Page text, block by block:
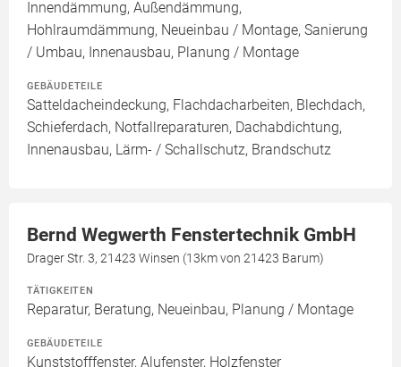
Innendämmung, Außendämmung,
Hohlraumdämmung, Neueinbau / Montage, Sanierung
/ Umbau, Innenausbau, Planung / Montage
GEBÄUDETEILE
Satteldacheindeckung, Flachdacharbeiten, Blechdach,
Schieferdach, Notfallreparaturen, Dachabdichtung,
Innenausbau, Lärm- / Schallschutz, Brandschutz
Bernd Wegwerth Fenstertechnik GmbH
Drager Str. 3, 21423 Winsen (13km von 21423 Barum)
TÄTIGKEITEN
Reparatur, Beratung, Neueinbau, Planung / Montage
GEBÄUDETEILE
Kunststofffenster, Alufenster, Holzfenster